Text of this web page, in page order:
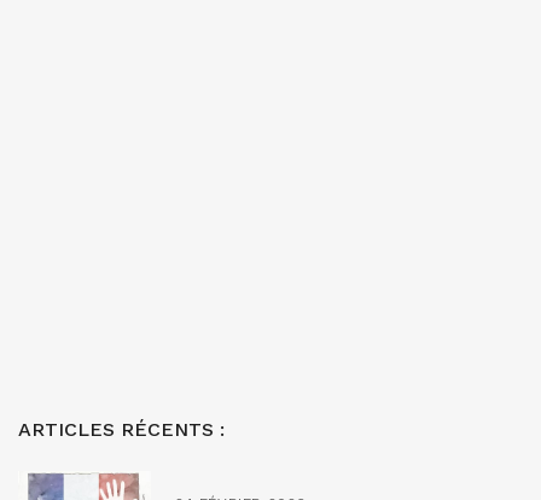
ARTICLES RÉCENTS :